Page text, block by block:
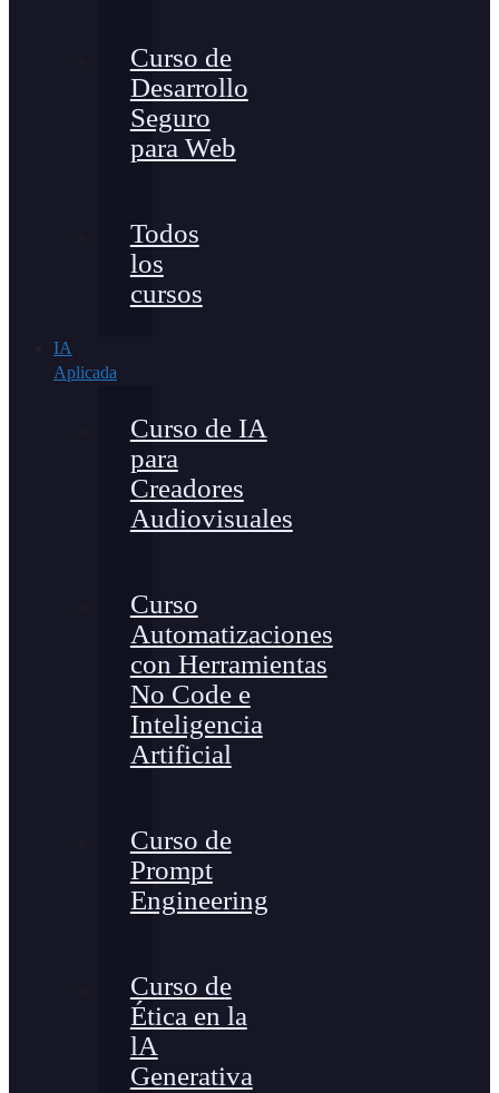
Curso de
Desarrollo
Seguro
para Web
Todos
los
cursos
IA
Aplicada
Curso de IA
para
Creadores
Audiovisuales
Curso
Automatizaciones
con Herramientas
No Code e
Inteligencia
Artificial
Curso de
Prompt
Engineering
Curso de
Ética en la
lA
Generativa